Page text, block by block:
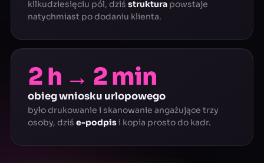
kilkudziesięciu pól, dziś struktura powstaje
natychmiast po dodaniu klienta.
2 h → 2 min
obieg wniosku urlopowego
było drukowanie i skanowanie angażujące trzy
osoby, dziś e-podpisi kopia prosto do kadr.